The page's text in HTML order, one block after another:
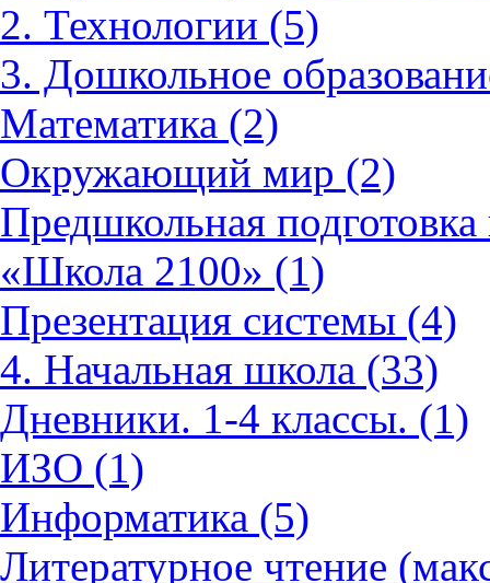
2. Технологии (5)
3. Дошкольное
Математика (2)
Окружающий мир (2)
Предшкольная
«Школа 2100» (1)
Презентация системы (4)
4. Начальная школа (33)
Дневники. 1-4 классы. (1)
ИЗО (1)
Информатика (5)
Литературное чтение